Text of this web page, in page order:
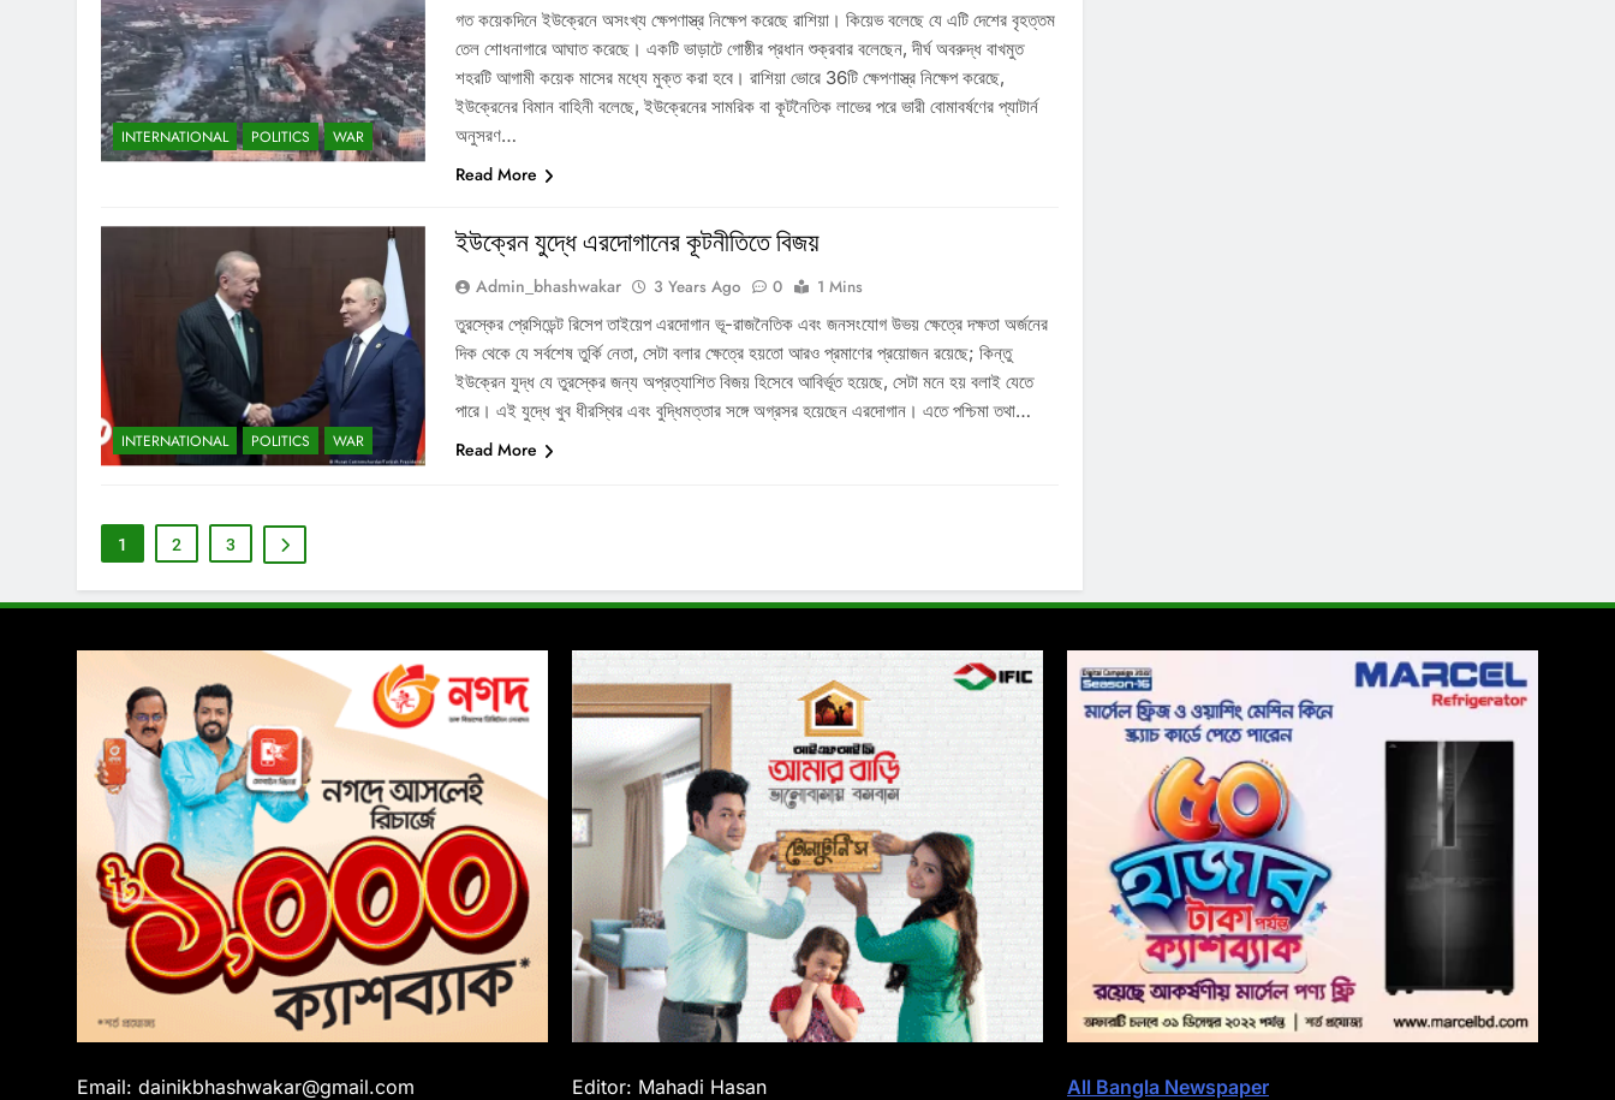
INTERNATIONAL POLITICS WAR
গত কয়েকদিনে ইউক্রেনে অসংখ্য ক্ষেপণাস্ত্র নিক্ষেপ করেছে রাশিয়া। কিয়েভ বলেছে যে এটি দেশের বৃহত্তম
তেল শোধনাগারে আঘাত করেছে। একটি ভাড়াটে গোষ্ঠীর প্রধান শুক্রবার বলেছেন, দীর্ঘ অবরুদ্ধ বাখমুত
শহরটি আগামী কয়েক মাসের মধ্যে মুক্ত করা হবে। রাশিয়া ভোরে 36টি ক্ষেপণাস্ত্র নিক্ষেপ করেছে,
ইউক্রেনের বিমান বাহিনী বলেছে, ইউক্রেনের সামরিক বা কূটনৈতিক লাভের পরে ভারী বোমাবর্ষণের প্যাটার্ন
অনুসরণ…
Read More
INTERNATIONAL POLITICS WAR
ইউক্রেন যুদ্ধে এরদোগানের কূটনীতিতে বিজয়
Admin_bhashwakar 3 Years Ago 0
1 Mins
তুরস্কের প্রেসিডেন্ট রিসেপ তাইয়েপ এরদোগান ভূ-রাজনৈতিক এবং জনসংযোগ উভয় ক্ষেত্রে দক্ষতা অর্জনের
দিক থেকে যে সর্বশেষ তুর্কি নেতা, সেটা বলার ক্ষেত্রে হয়তো আরও প্রমাণের প্রয়োজন রয়েছে; কিন্তু
ইউক্রেন যুদ্ধ যে তুরস্কের জন্য অপ্রত্যাশিত বিজয় হিসেবে আবির্ভূত হয়েছে, সেটা মনে হয় বলাই যেতে
পারে। এই যুদ্ধে খুব ধীরস্থির এবং বুদ্ধিমত্তার সঙ্গে অগ্রসর হয়েছেন এরদোগান। এতে পশ্চিমা তথা…
Read More
1 2 3
Email: dainikbhashwakar@gmail.com Editor: Mahadi Hasan All Bangla Newspaper